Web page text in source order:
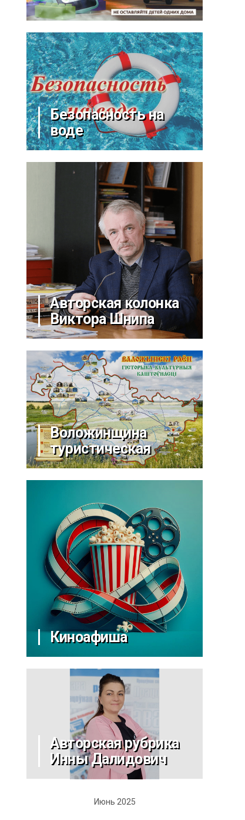
Безопасность на
воде
Авторская колонка
Виктора Шнипа
Воложинщина
туристическая
Киноафиша
Авторская рубрика
Инны Далидович
Июнь 2025